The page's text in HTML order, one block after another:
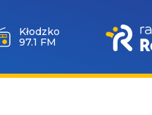
Wołów
99.6 FM